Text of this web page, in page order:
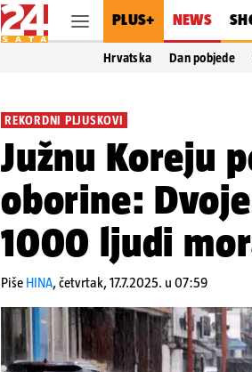
PLUS+ NEWS
Hrvatska Dan pobjede
REKORDNI PLJUSKOVI
Južnu Koreju
oborine:
1000 ljudi
Piše HINA,četvrtak, 17.7.2025. u 07:59